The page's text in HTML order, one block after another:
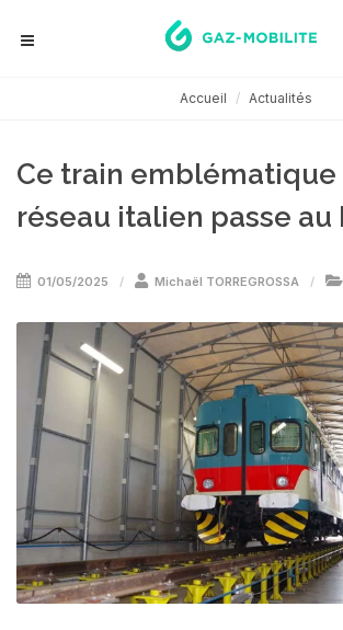
Accueil Actualités
Ce train emblématique
réseau italien passe au
01/05/2025 Michaël TORREGROSSA